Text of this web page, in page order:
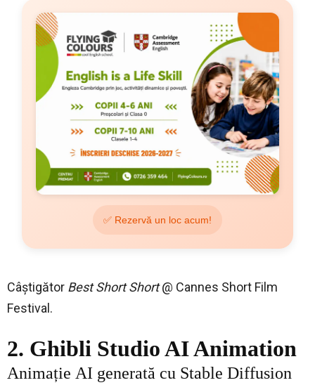
✅ Rezervă un loc acum!
Câștigător Best Short Short@ Cannes Short Film
Festival.
2. Ghibli Studio AI Animation
Animație AI generată cu Stable Diffusion